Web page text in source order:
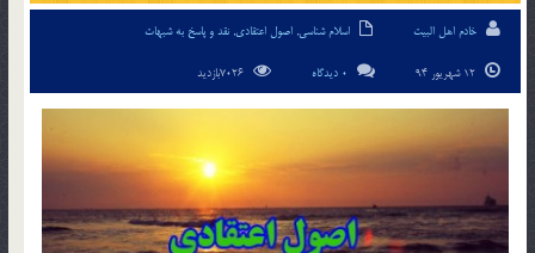
خادم اهل البیت اسلام شناسی, اصول اعتقادی, نقد و پاسخ به شبهات
0 دیدگاه